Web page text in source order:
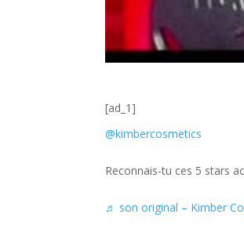
[ad_1]
@kimbercosmetics
Reconnais-tu ces 5 stars
♬ son original – Kimber